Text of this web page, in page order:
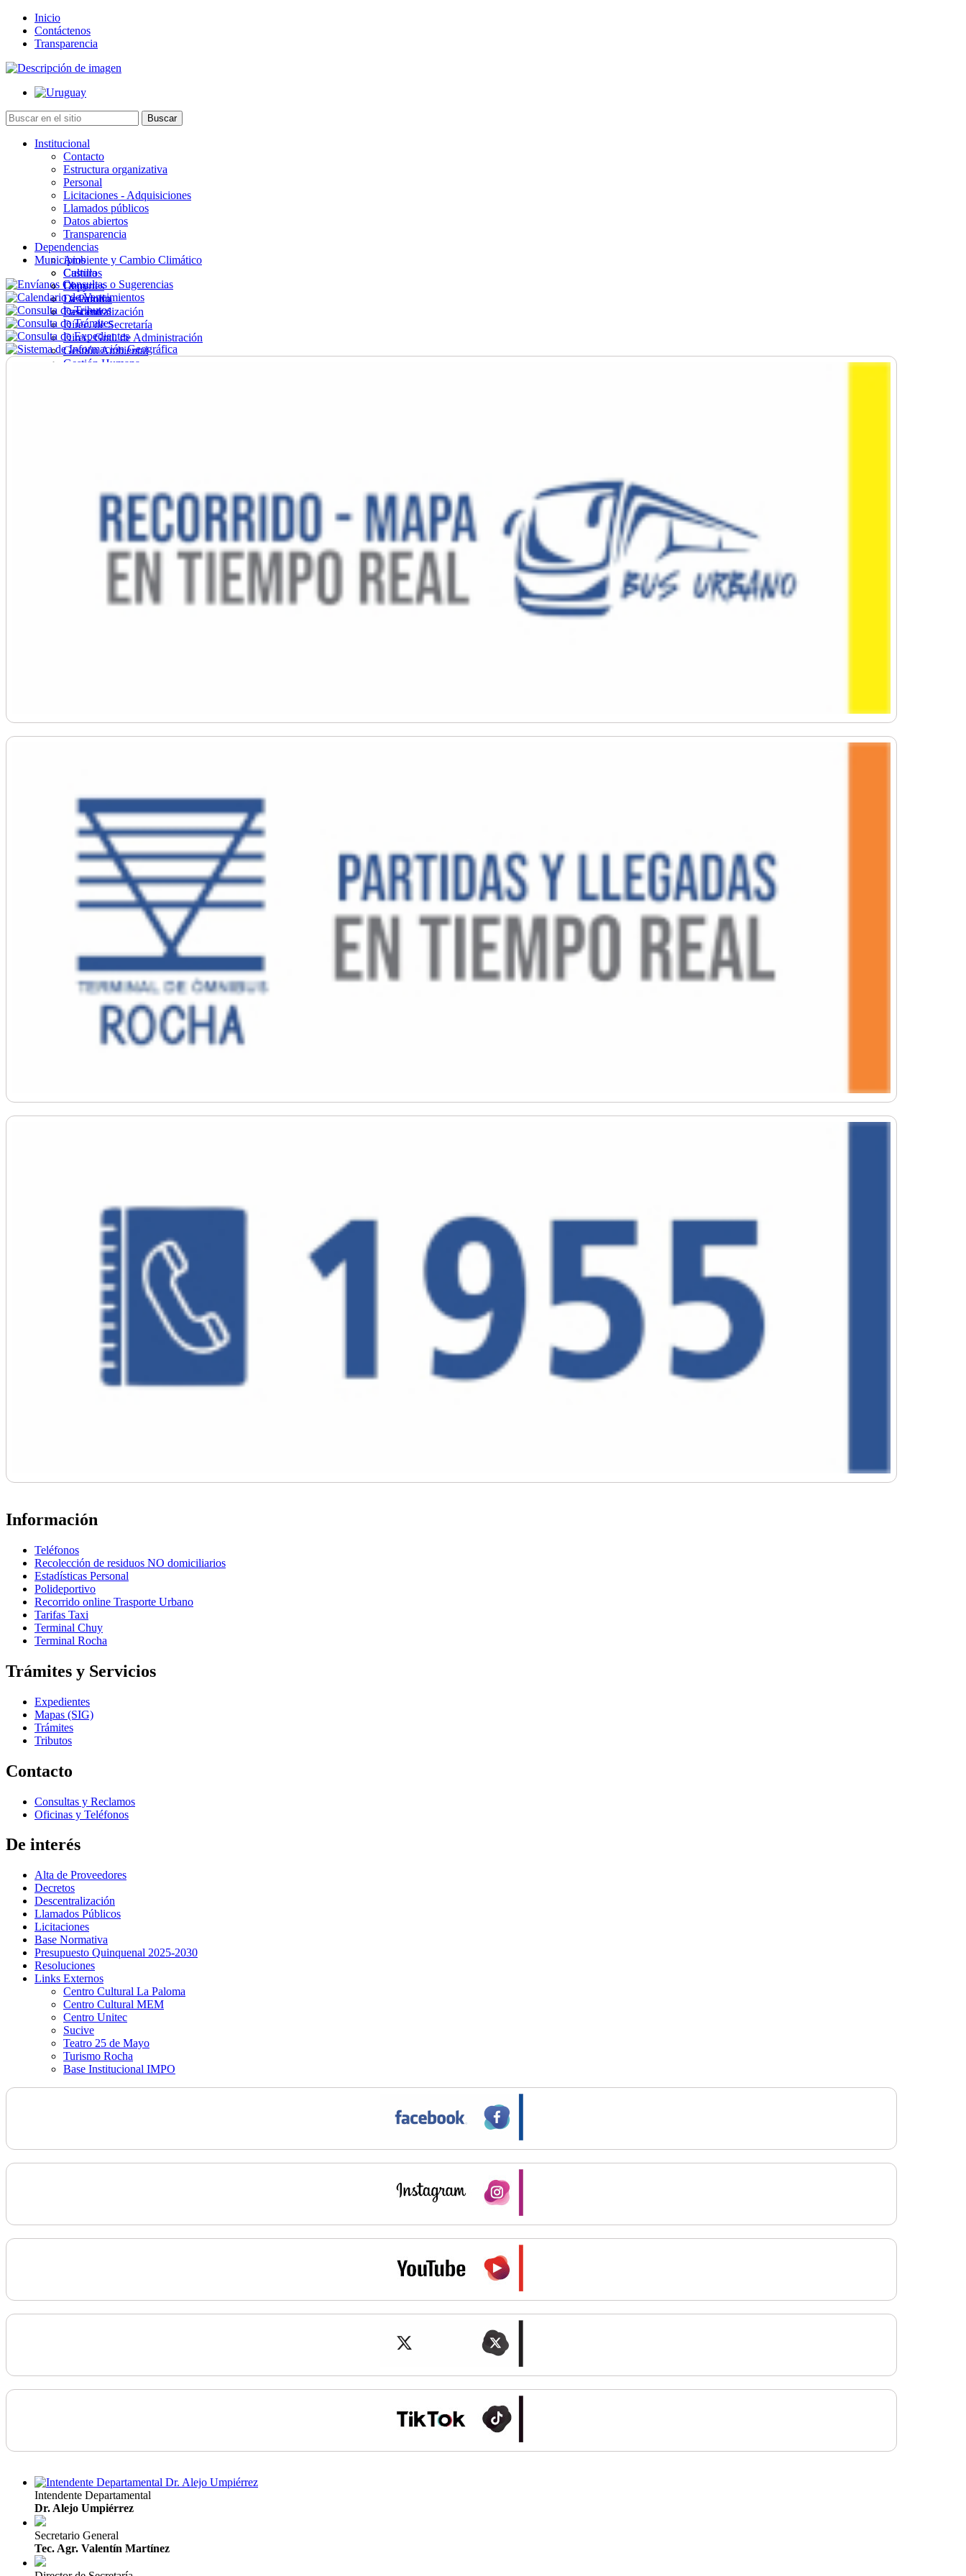
Inicio
Contáctenos
Transparencia
Institucional
Contacto
Estructura organizativa
Personal
Licitaciones - Adquisiciones
Llamados públicos
Datos abiertos
Transparencia
Dependencias
Ambiente y Cambio Climático
Cultura
Deportes
Desarrollo
Descentralización
Direc. de Secretaría
Direc. Gral. de Administración
Gestión Ambiental
Gestión Humana
Municipios
Castillos
Chuy
La Paloma
Lascano
Información
Teléfonos
Recolección de residuos NO domiciliarios
Estadísticas Personal
Polideportivo
Recorrido online Trasporte Urbano
Tarifas Taxi
Terminal Chuy
Terminal Rocha
Trámites y Servicios
Expedientes
Mapas (SIG)
Trámites
Tributos
Contacto
Consultas y Reclamos
Oficinas y Teléfonos
De interés
Alta de Proveedores
Decretos
Descentralización
Llamados Públicos
Licitaciones
Base Normativa
Presupuesto Quinquenal 2025-2030
Resoluciones
Links Externos
Centro Cultural La Paloma
Centro Cultural MEM
Centro Unitec
Sucive
Teatro 25 de Mayo
Turismo Rocha
Base Institucional IMPO
Intendente Departamental
Dr. Alejo Umpiérrez
Secretario General
Tec. Agr. Valentín Martínez